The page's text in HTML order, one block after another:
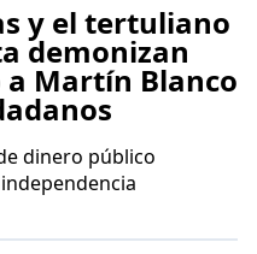
y el tertuliano
demonizan
Martín Blanco
dinero público